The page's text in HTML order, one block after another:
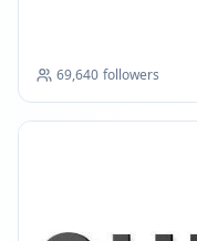
69,640 followers